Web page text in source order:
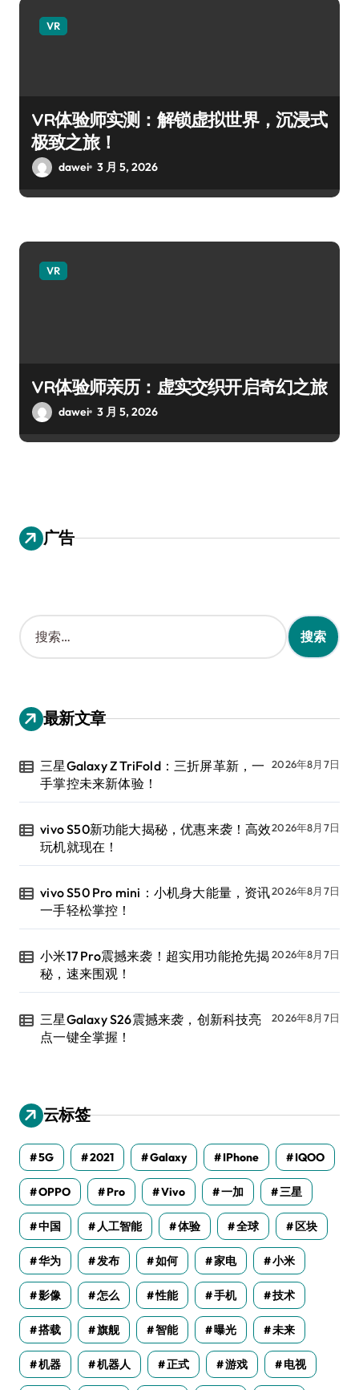
VR
VR体验师实测：解锁虚拟世界，沉浸式
极致之旅！
dawei 3 月 5, 2026
VR
VR体验师亲历：虚实交织开启奇幻之旅
dawei 3 月 5, 2026
广告
搜
索
：
最新文章
三星Galaxy Z TriFold：三折屏革新，一
手掌控未来新体验！
2026年8月7日
vivo S50新功能大揭秘，优惠来袭！高效
玩机就现在！
2026年8月7日
vivo S50 Pro mini：小机身大能量，资讯
一手轻松掌控！
2026年8月7日
小米17 Pro震撼来袭！超实用功能抢先揭
秘，速来围观！
2026年8月7日
三星Galaxy S26震撼来袭，创新科技亮
点一键全掌握！
2026年8月7日
云标签
5G 2021 Galaxy IPhone IQOO
OPPO Pro Vivo 一加 三星
中国 人工智能 体验 全球 区块
华为 发布 如何 家电 小米
影像 怎么 性能 手机 技术
搭载 旗舰 智能 曝光 未来
机器 机器人 正式 游戏 电视